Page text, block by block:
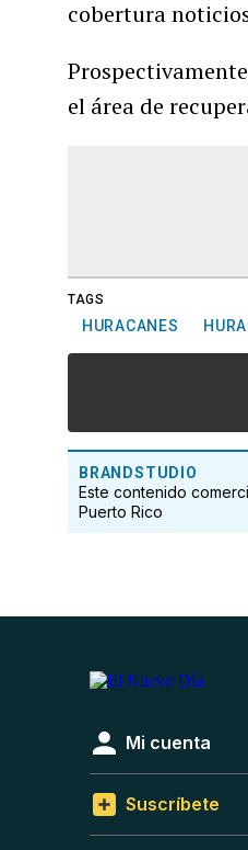
cobertura
el área de
TAGS
HURACANES
BRANDSTUDIO
Este contenido
Puerto Rico
Mi cuenta
Suscríbete